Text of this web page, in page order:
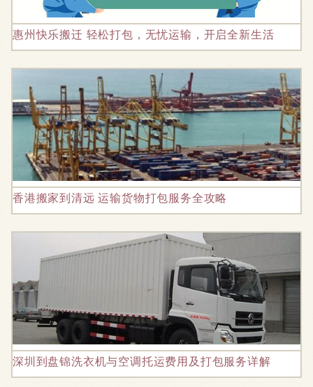
惠州快乐搬迁 轻松打包，无忧运输，开启全新生活
香港搬家到清远 运输货物打包服务全攻略
深圳到盘锦洗衣机与空调托运费用及打包服务详解